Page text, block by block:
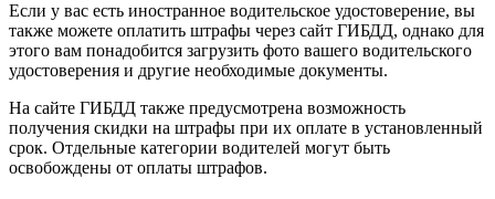
Если у вас есть иностранное водительское удостоверение, вы
также можете оплатить штрафы через сайт ГИБДД, однако для
этого вам понадобится загрузить фото вашего водительского
удостоверения и другие необходимые документы.
На сайте ГИБДД также предусмотрена возможность
получения скидки на штрафы при их оплате в установленный
срок. Отдельные категории водителей могут быть
освобождены от оплаты штрафов.